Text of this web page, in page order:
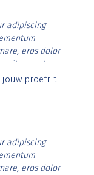
adipiscing
eros dolor
vitae erat.
rutrum lorem
jouw proefrit
adipiscing
eros dolor